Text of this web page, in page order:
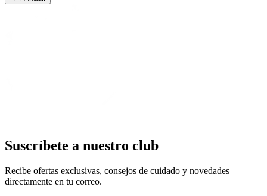
Suscríbete a nuestro club
Recibe ofertas exclusivas, consejos de cuidado y novedades
directamente en tu correo.